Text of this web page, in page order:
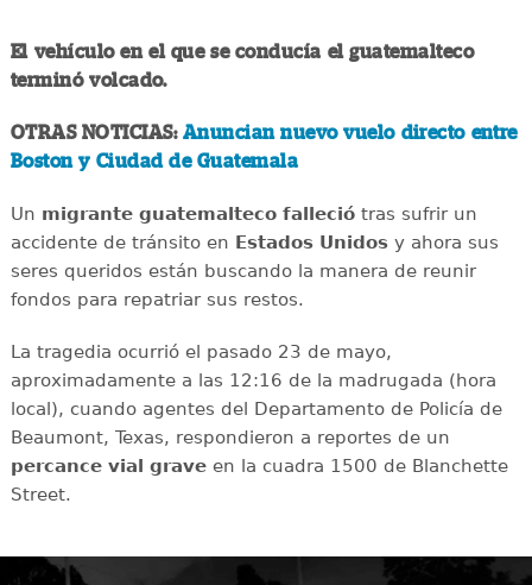
El vehículo en el que se conducía el guatemalteco
terminó volcado.
OTRAS NOTICIAS: Anuncian nuevo vuelo directo entre
Boston y Ciudad de Guatemala
Un migrante guatemalteco falleciótras sufrir un
accidente de tránsito en Estados Unidosy ahora sus
seres queridos están buscando la manera de reunir
fondos para repatriar sus restos.
La tragedia ocurrió el pasado 23 de mayo,
aproximadamente a las 12:16 de la madrugada (hora
local), cuando agentes del Departamento de Policía de
Beaumont, Texas, respondieron a reportes de un
percance vial graveen la cuadra 1500 de Blanchette
Street.